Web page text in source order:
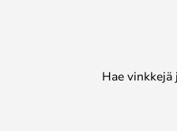
Hae